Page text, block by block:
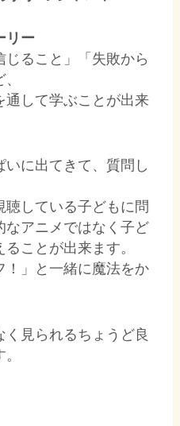
リー
じること」「失敗から
通して学ぶことが出来
いに出てきて、質問し
聴している子どもに問
なアニメではなく子ど
ことが出来ます。
！」と一緒に魔法をか
見られるちょうど良